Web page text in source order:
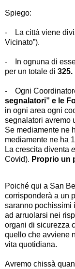
Spiego:
- La città viene
Vicinato”).
- In ognuna di
per un totale di 325.
- Ogni
segnalatori” e le
in ogni area ogni
segnalatori avremo
Se mediamente ne
mediamente ne ha
La crescita diventa
Covid). Proprio un
Poiché qui a San
corrisponderà a un
saranno pochissimi
ad arruolarsi nei
organi di sicurezza
quello che avviene
vita quotidiana.
Avremo chissà